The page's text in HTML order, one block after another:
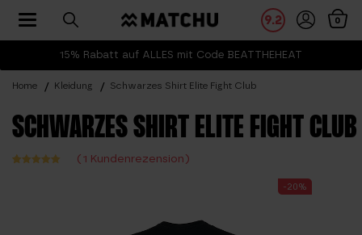
15% Rabatt auf ALLES mit Code BEATTHEHEAT
9.2 0
Toggle navigation
Home Kleidung Schwarzes Shirt Elite Fight Club
SCHWARZES SHIRT ELITE FIGHT CLUB
(1 Kundenrezension)
-20%